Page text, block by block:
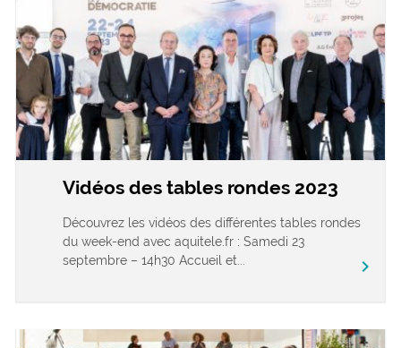
Vidéos des tables rondes 2023
Découvrez les vidéos des différentes tables rondes
du week-end avec aquitele.fr : Samedi 23
septembre – 14h30 Accueil et...
chevron_right